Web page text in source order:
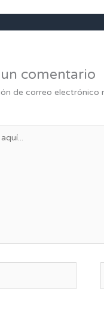
comentario
de correo electrónico